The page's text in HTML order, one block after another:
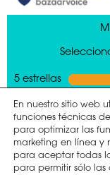
En nuestro sitio web
funciones técnicas
para optimizar las
marketing en línea y
para aceptar todas
para permitir sólo las